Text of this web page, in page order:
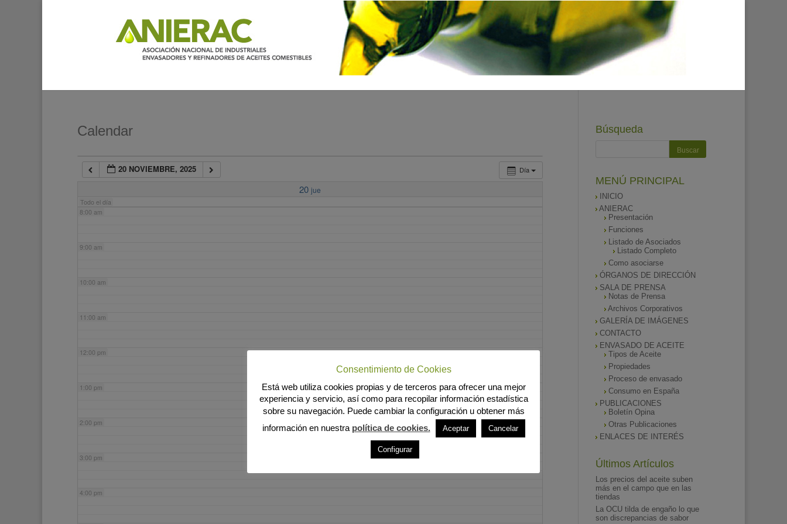
Calendar
Día
20 NOVIEMBRE, 2025
20 jue
Todo el día
7:00 am
8:00 am
9:00 am
10:00 am
11:00 am
12:00 pm
1:00 pm
2:00 pm
3:00 pm
4:00 pm
Búsqueda
MENÚ PRINCIPAL
INICIO
ANIERAC
Presentación
Funciones
Listado de Asociados
Listado Completo
Como asociarse
ÓRGANOS DE DIRECCIÓN
SALA DE PRENSA
Notas de Prensa
Archivos Corporativos
GALERÍA DE IMÁGENES
CONTACTO
ENVASADO DE ACEITE
Tipos de Aceite
Propiedades
Proceso de envasado
Consumo en España
PUBLICACIONES
Boletín Opina
Otras Publicaciones
ENLACES DE INTERÉS
Últimos Artículos
Los precios del aceite suben
más en el campo que en las
tiendas
La OCU tilda de engaño lo que
son discrepancias de sabor
Consentimiento de Cookies
Está web utiliza cookies propias y de terceros para ofrecer una mejor
experiencia y servicio, así como para recopilar información estadística
sobre su navegación. Puede cambiar la configuración u obtener más
información en nuestra política de cookies. Aceptar Cancelar
Configurar